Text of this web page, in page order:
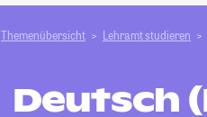
Themenübersicht Lehramt studieren
Deutsch